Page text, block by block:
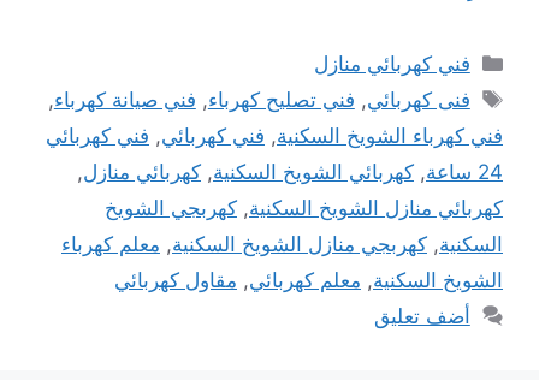
التصنيفات
فني كهربائي منازل
الوسوم
فنى كهربائي, فني تصليح كهرباء, فني صيانة كهرباء,
فني كهرباء الشويخ السكنية, فني كهربائي, فني كهربائي
24 ساعة
, كهربائي الشويخ السكنية, كهربائي منازل,
كهربائي منازل الشويخ السكنية, كهربجي الشويخ
السكنية, كهربجي منازل الشويخ السكنية, معلم كهرباء
الشويخ السكنية, معلم كهربائي, مقاول كهربائي
أضف تعليق